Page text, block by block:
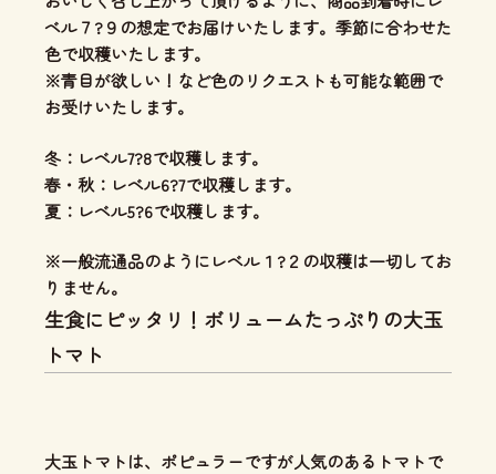
ベル７?９の想定でお届けいたします。季節に合わせた
色で収穫いたします。
※青目が欲しい！など色のリクエストも可能な範囲で
お受けいたします。
冬：レベル7?8で収穫します。
春・秋：レベル6?7で収穫します。
夏：レベル5?6で収穫します。
※一般流通品のようにレベル１?２の収穫は一切してお
りません。
生食にピッタリ！ボリュームたっぷりの大玉
トマト
大玉トマトは、ポピュラーですが人気のあるトマトで